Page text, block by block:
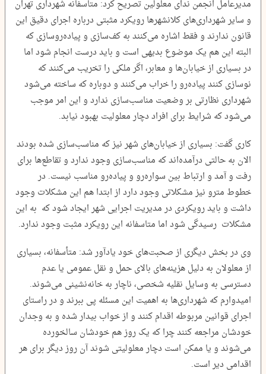
مدیرعامل انجمن ندای معلولین تصریح کرد: متاسفانه شهرداری تهران
و سایر شهرداری‌های کلانشهرها رویکرد مثبتی درباره اجرای دقیق این
قانون ندارند و فقط اشاره می‌کنند به کف‌سازی و پیاده‌روسازی که
البته این هم یک موضوع بدیهی است و باید درست انجام شود اما
در بسیاری از خیابان‌ها و معابر، اگر ملکی را تخریب می‌کنند که
نوسازی کنند پیاده‌رو را خراب می‌کنند و دوباره که ساخته می‌شود
شهرداری نظارتی بر وضعیت مناسب‌سازی ندارد و این امر موجب
می‌شود که شرایط برای افراد دچار معلولیت بهبود نیابد.
کاری گفت: بسیاری از خیابان‌های شهر نیز که مناسب‌سازی شده بودند
الان به حالتی درآمده‌اند که مناسب‌سازی وجود ندارد و تقاطع‌ها برای
رفت و آمد و ارتباط بین سواره‌رو و پیاده‌رو مناسب نیست. در
خطوط مترو نیز مشکلاتی وجود دارد از ابتدا هم این مشکلات وجود
داشت و باید رویکردی در مدیریت اجرایی شهر ایجاد شود که به این
مشکلات رسیدگی شود اما متاسفانه این رویکرد مثبت وجود ندارد.
وی در بخش دیگری از صحبت‌های خود یادآور شد: متأسفانه، بسیاری
از معلولان به دلیل هزینه‌های بالای حمل و نقل عمومی یا عدم
دسترسی به وسایل نقلیه شخصی، ناچار به خانه‌نشینی می‌شوند.
امیدوارم که شهرداری‌ها به اهمیت این مسئله پی ببرند و در راستای
اجرای قوانین مربوطه اقدام کنند و از خواب بیدار شده و به وجدان
خودشان مراجعه کنند چرا که یک روز هم خودشان سالخورده
می‌شوند و یا ممکن است دچار معلولیتی شوند آن روز دیگر برای هر
اقدامی دیر است.